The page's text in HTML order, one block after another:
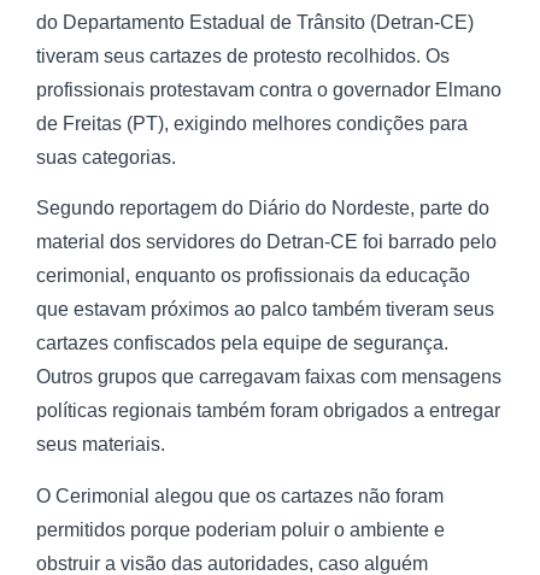
do Departamento Estadual de Trânsito (Detran-CE)
tiveram seus cartazes de protesto recolhidos. Os
profissionais protestavam contra o governador Elmano
de Freitas (PT), exigindo melhores condições para
suas categorias.
Segundo reportagem do Diário do Nordeste, parte do
material dos servidores do Detran-CE foi barrado pelo
cerimonial, enquanto os profissionais da educação
que estavam próximos ao palco também tiveram seus
cartazes confiscados pela equipe de segurança.
Outros grupos que carregavam faixas com mensagens
políticas regionais também foram obrigados a entregar
seus materiais.
O Cerimonial alegou que os cartazes não foram
permitidos porque poderiam poluir o ambiente e
obstruir a visão das autoridades, caso alguém